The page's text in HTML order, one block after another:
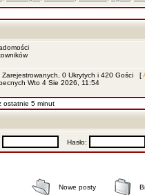
Zarejestrowanych, 0 Ukrytych i 420 Gości [
Wto 4 Sie 2026, 11:54
ostatnie 5 minut
Hasło:
Nowe posty